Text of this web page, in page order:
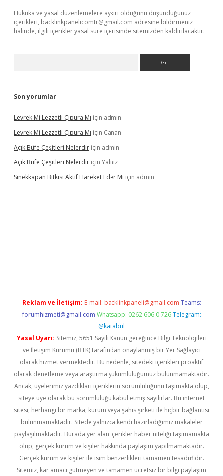
Hukuka ve yasal düzenlemelere aykırı olduğunu düşündüğünüz
içerikleri, backlinkpanelicomtr@gmail.com adresine bildirmeniz
halinde, ilgili içerikler yasal süre içerisinde sitemizden kaldırılacaktır.
Son yorumlar
Levrek Mi Lezzetli Çipura Mı için admin
Levrek Mi Lezzetli Çipura Mı için Canan
Açık Büfe Çeşitleri Nelerdir için admin
Açık Büfe Çeşitleri Nelerdir için Yalnız
Sinekkapan Bitkisi Aktif Hareket Eder Mi için admin
Reklam ve İletişim: E-mail: backlinkpaneli@gmail.com Teams:
forumhizmeti@gmail.com Whatsapp: 0262 606 0 726 Telegram:
@karabul
Yasal Uyarı: Sitemiz, 5651 Sayılı Kanun gereğince Bilgi Teknolojileri
ve İletişim Kurumu (BTK) tarafından onaylanmış bir Yer Sağlayıcı
olarak hizmet vermektedir. Bu nedenle, sitedeki içerikleri proaktif
olarak denetleme veya araştırma yükümlülüğümüz bulunmamaktadır.
Ancak, üyelerimiz yazdıkları içeriklerin sorumluluğunu taşımakta olup,
siteye üye olarak bu sorumluluğu kabul etmiş sayılırlar. Bu internet
sitesi, herhangi bir marka, kurum veya şahıs şirketi ile hiçbir bağlantısı
bulunmamaktadır. Sitede yalnızca kendi hazırladığımız makaleler
paylaşılmaktadır. Burada yer alan içerikler haber niteliği taşımamakta
olup, gerçek kurum ve kişiler hakkında paylaşım yapılmamaktadır.
Gerçek kurum ve kişiler ile isim benzerlikleri tamamen tesadüfidir.
Sitemiz, kar amacı gütmeyen ve tamamen ücretsiz bir bilgi paylaşım